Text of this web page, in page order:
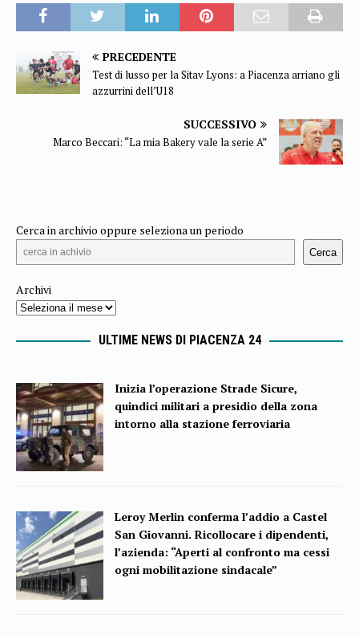
PRECEDENTE
Test di lusso per la Sitav Lyons: a Piacenza arriano gli
azzurrini dell’U18
SUCCESSIVO
Marco Beccari: “La mia Bakery vale la serie A”
Cerca in archivio oppure seleziona un periodo
Cerca
Archivi
ULTIME NEWS DI PIACENZA 24
Inizia l’operazione Strade Sicure,
quindici militari a presidio della zona
intorno alla stazione ferroviaria
Leroy Merlin conferma l’addio a Castel
San Giovanni. Ricollocare i dipendenti,
l’azienda: “Aperti al confronto ma cessi
ogni mobilitazione sindacale”